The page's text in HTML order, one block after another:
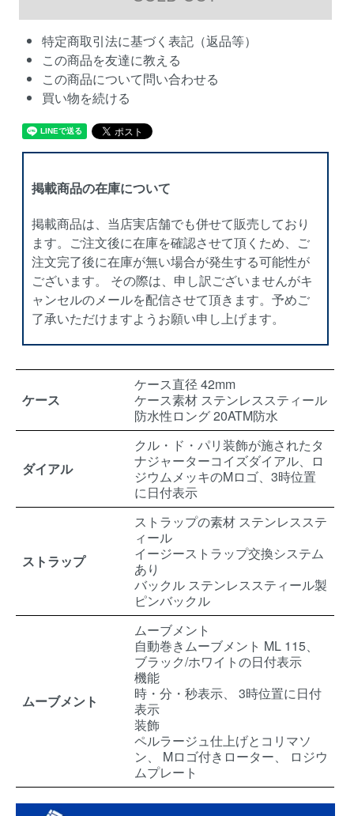
特定商取引法に基づく表記（返品等）
この商品を友達に教える
この商品について問い合わせる
買い物を続ける
掲載商品の在庫について
掲載商品は、当店実店舗でも併せて販売しており
ます。ご注文後に在庫を確認させて頂くため、ご
注文完了後に在庫が無い場合が発生する可能性が
ございます。 その際は、申し訳ございませんがキ
ャンセルのメールを配信させて頂きます。予めご
了承いただけますようお願い申し上げます。
ケース
ケース直径 42mm
ケース素材 ステンレススティール
防水性ロング 20ATM防水
ダイアル
クル・ド・パリ装飾が施されたタ
ナジャーターコイズダイアル、ロ
ジウムメッキのMロゴ、3時位置
に日付表示
ストラップ
ストラップの素材 ステンレスステ
ィール
イージーストラップ交換システム
あり
バックル ステンレススティール製
ピンバックル
ムーブメント
ムーブメント
自動巻きムーブメント ML 115、
ブラック/ホワイトの日付表示
機能
時・分・秒表示、 3時位置に日付
表示
装飾
ペルラージュ仕上げとコリマソ
ン、 Mロゴ付きローター、 ロジウ
ムプレート